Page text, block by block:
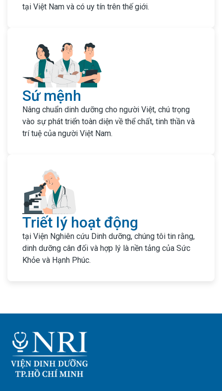
tại Việt Nam và có uy tín trên thế giới.
Sứ mệnh
Nâng chuẩn dinh dưỡng cho người Việt, chú trọng
vào sự phát triển toàn diện về thể chất, tinh thần và
trí tuệ của người Việt Nam.
Triết lý hoạt động
tại Viện Nghiên cứu Dinh dưỡng, chúng tôi tin rằng,
dinh dưỡng cân đối và hợp lý là nền tảng của Sức
Khỏe và Hạnh Phúc.